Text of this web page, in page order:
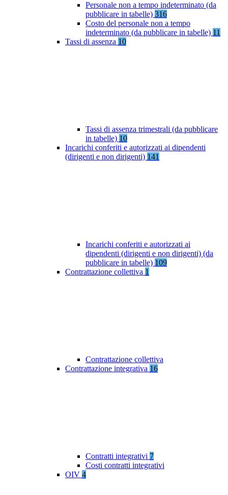
Personale non a tempo indeterminato (da
pubblicare in tabelle) 316
Costo del personale non a tempo
indeterminato (da pubblicare in tabelle) 11
Tassi di assenza 10
Tassi di assenza trimestrali (da pubblicare
in tabelle) 10
Incarichi conferiti e autorizzati ai dipendenti
(dirigenti e non dirigenti) 141
Incarichi conferiti e autorizzati ai
dipendenti (dirigenti e non dirigenti) (da
pubblicare in tabelle) 109
Contrattazione collettiva 1
Contrattazione collettiva
Contrattazione integrativa 16
Contratti integrativi 7
Costi contratti integrativi
OIV 4